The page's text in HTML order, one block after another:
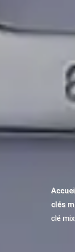
clés
clé